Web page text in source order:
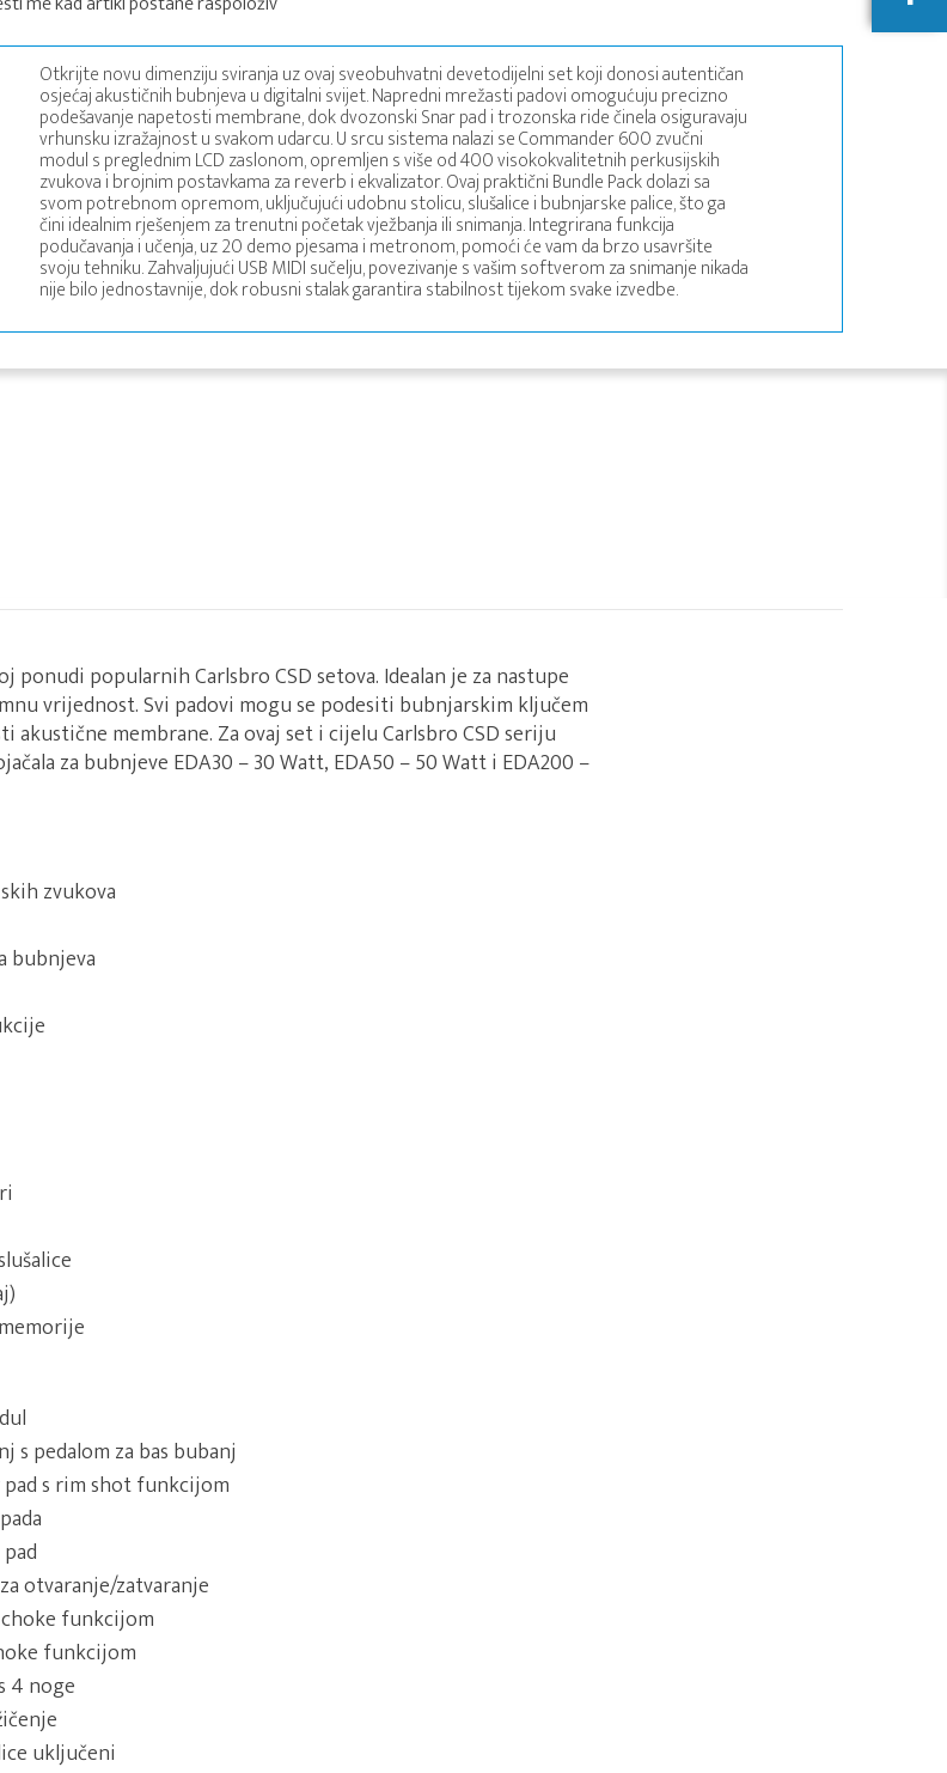
Otkrijte novu dimenziju sviranja uz ovaj sveobuhvatni devetodijelni set koji donosi autentičan
osjećaj akustičnih bubnjeva u digitalni svijet. Napredni mrežasti padovi omogućuju precizno
podešavanje napetosti membrane, dok dvozonski Snar pad i trozonska ride činela osiguravaju
vrhunsku izražajnost u svakom udarcu. U srcu sistema nalazi se Commander 600 zvučni
modul s preglednim LCD zaslonom, opremljen s više od 400 visokokvalitetnih perkusijskih
zvukova i brojnim postavkama za reverb i ekvalizator. Ovaj praktični Bundle Pack dolazi sa
svom potrebnom opremom, uključujući udobnu stolicu, slušalice i bubnjarske palice, što ga
čini idealnim rješenjem za trenutni početak vježbanja ili snimanja. Integrirana funkcija
podučavanja i učenja, uz 20 demo pjesama i metronom, pomoći će vam da brzo usavršite
svoju tehniku. Zahvaljujući USB MIDI sučelju, povezivanje s vašim softverom za snimanje nikada
nije bilo jednostavnije, dok robusni stalak garantira stabilnost tijekom svake izvedbe.
ponudi popularnih Carlsbro CSD setova. Idealan je za nastupe
vrijednost. Svi padovi mogu se podesiti bubnjarskim ključem
membrane. Za ovaj set i cijelu Carlsbro CSD seriju
za bubnjeve EDA30 – 30 Watt, EDA50 – 50 Watt i EDA200 –
zvukova
bubnjeva
s pedalom za bas bubanj
pad s rim shot funkcijom
otvaranje/zatvaranje
choke funkcijom
funkcijom
4 noge
uključeni